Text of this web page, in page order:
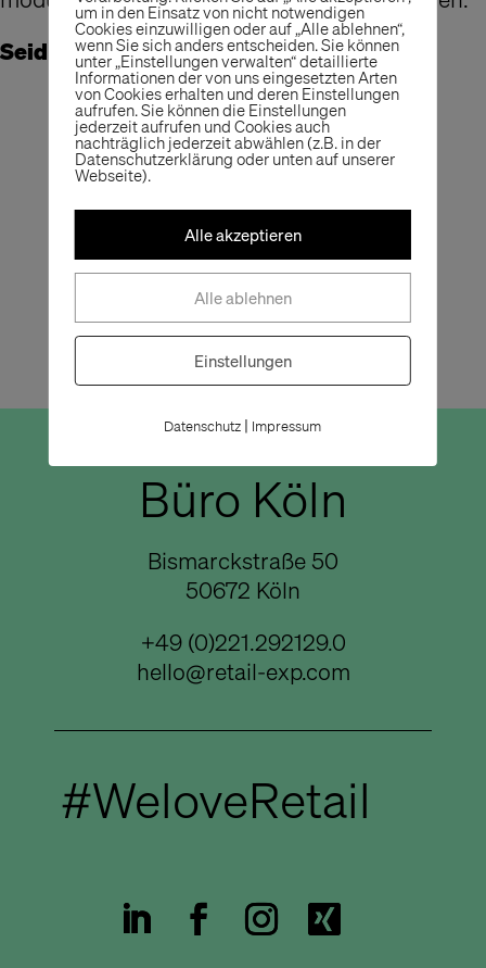
Seid gespannt, es wird aufregend!
Büro Köln
Bismarckstraße 50
50672 Köln
+49 (0)221.292129.0
hello@retail-exp.com
#WeloveRetail
um in den Einsatz von nicht notwendigen
Cookies einzuwilligen oder auf „Alle ablehnen“,
wenn Sie sich anders entscheiden. Sie können
unter „Einstellungen verwalten“ detaillierte
Informationen der von uns eingesetzten Arten
von Cookies erhalten und deren Einstellungen
aufrufen. Sie können die Einstellungen
jederzeit aufrufen und Cookies auch
nachträglich jederzeit abwählen (z.B. in der
Datenschutzerklärung oder unten auf unserer
Webseite).
Alle akzeptieren
Alle ablehnen
Einstellungen
Datenschutz | Impressum